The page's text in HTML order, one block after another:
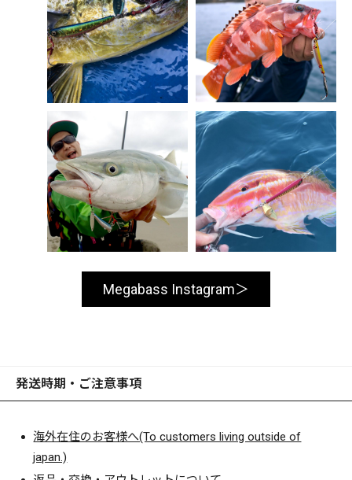
Megabass Instagram
発送時期・ご注意事項
海外在住のお客様へ(To customers living outside of
japan.)